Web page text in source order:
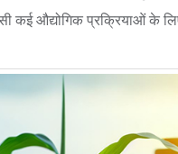
कई औद्योगिक प्रक्रियाओं के